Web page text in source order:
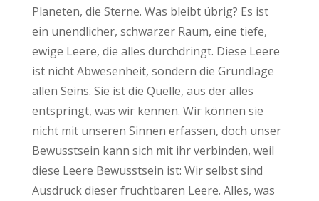
Planeten, die Sterne. Was bleibt übrig? Es ist
ein unendlicher, schwarzer Raum, eine tiefe,
ewige Leere, die alles durchdringt. Diese Leere
ist nicht Abwesenheit, sondern die Grundlage
allen Seins. Sie ist die Quelle, aus der alles
entspringt, was wir kennen. Wir können sie
nicht mit unseren Sinnen erfassen, doch unser
Bewusstsein kann sich mit ihr verbinden, weil
diese Leere Bewusstsein ist: Wir selbst sind
Ausdruck dieser fruchtbaren Leere. Alles, was